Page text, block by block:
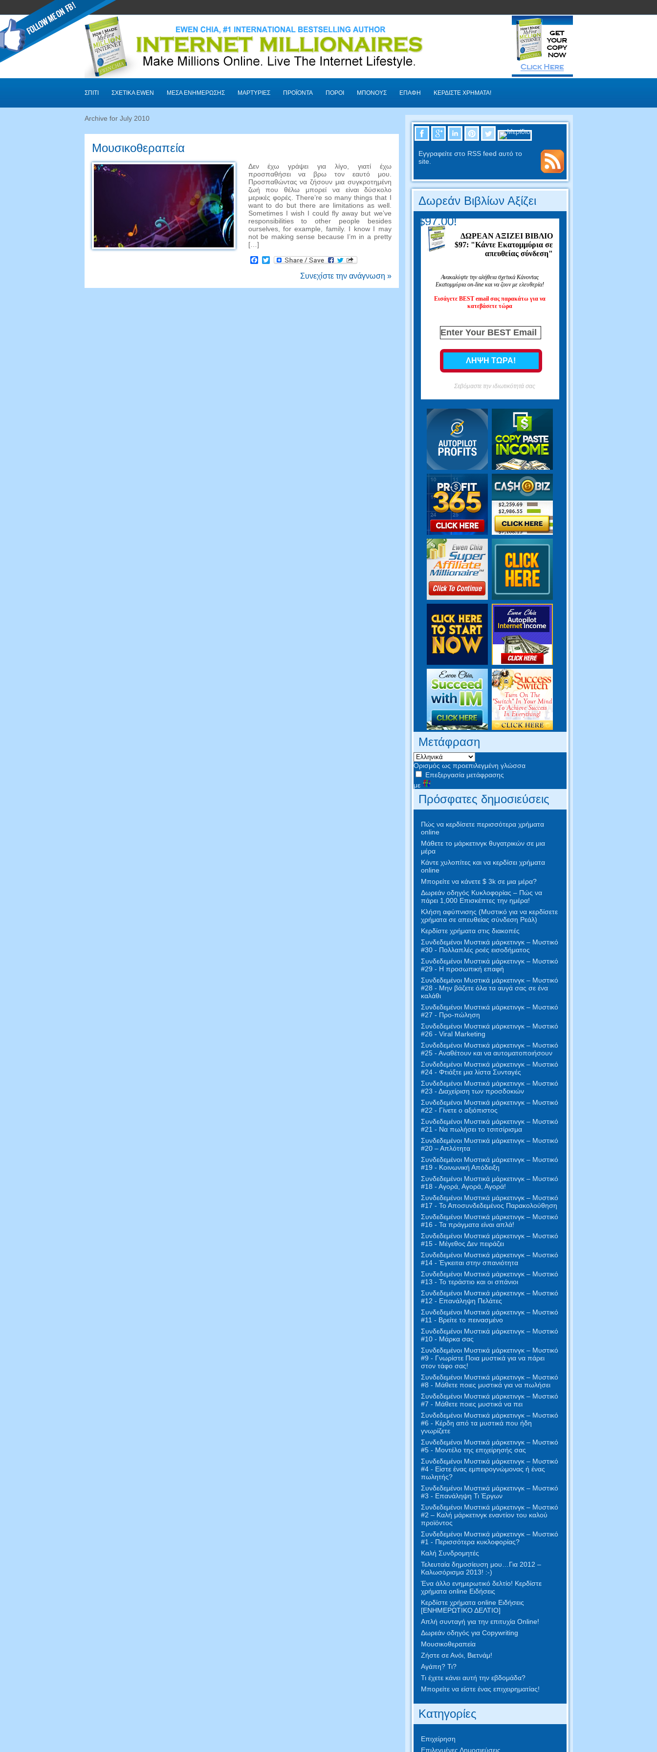
ΣΠΊΤΙ ΣΧΕΤΙΚΆ EWEN ΜΈΣΑ ΕΝΗΜΈΡΩΣΗΣ ΜΑΡΤΥΡΊΕΣ ΠΡΟΪΌΝΤΑ ΠΌΡΟΙ ΜΠΌΝΟΥΣ ΕΠΑΦΉ ΚΕΡΔΊΣΤΕ ΧΡΉΜΑΤΑ!
Archive for July2010
Μουσικοθεραπεία
Δεν έχω γράψει για λίγο, γιατί έχω
προσπαθήσει να βρω τον εαυτό μου.
Προσπαθώντας να ζήσουν μια συγκροτημένη
ζωή που θέλω μπορεί να είναι δύσκολο
μερικές φορές. There’re so many things that I
want to do but there are limitations as well.
Sometimes I wish I could fly away but we’ve
responsibilities to other people besides
ourselves, for example family. I know I may
not be making sense because I’m in a pretty
[…]
Facebook
Twitter
Συνεχίστε την ανάγνωση »
Εγγραφείτε στο RSS feed αυτό το
site.
Δωρεάν Βιβλίων Αξίζει
$97.00!
ΔΩΡΕΑΝ ΑΞΙΖΕΙ ΒΙΒΛΙΟ
$97: "Κάντε Εκατομμύρια σε
απευθείας σύνδεση"
Ανακαλύψτε την αλήθεια σχετικά Κάνοντας
Εκατομμύρια on-line και να ζουν με ελευθερία!
Εισάγετε BEST email σας παρακάτω για να
κατεβάσετε τώρα
Σεβόμαστε την ιδιωτικότητά σας
Μετάφραση
Ορισμός ως προεπιλεγμένη γλώσσα
Επεξεργασία μετάφρασης
με
Πρόσφατες δημοσιεύσεις
Πώς να κερδίσετε περισσότερα χρήματα
online
Μάθετε το μάρκετινγκ θυγατρικών σε μια
μέρα
Κάντε χυλοπίτες και να κερδίσει χρήματα
online
Μπορείτε να κάνετε $ 3k σε μια μέρα?
Δωρεάν οδηγός Κυκλοφορίας – Πώς να
πάρει 1,000 Επισκέπτες την ημέρα!
Κλήση αφύπνισης (Μυστικό για να κερδίσετε
χρήματα σε απευθείας σύνδεση Ρεάλ)
Κερδίστε χρήματα στις διακοπές
Συνδεδεμένοι Μυστικά μάρκετινγκ – Μυστικό
#30 - Πολλαπλές ροές εισοδήματος
Συνδεδεμένοι Μυστικά μάρκετινγκ – Μυστικό
#29 - Η προσωπική επαφή
Συνδεδεμένοι Μυστικά μάρκετινγκ – Μυστικό
#28 - Μην βάζετε όλα τα αυγά σας σε ένα
καλάθι
Συνδεδεμένοι Μυστικά μάρκετινγκ – Μυστικό
#27 - Προ-πώληση
Συνδεδεμένοι Μυστικά μάρκετινγκ – Μυστικό
#26 - Viral Marketing
Συνδεδεμένοι Μυστικά μάρκετινγκ – Μυστικό
#25 - Αναθέτουν και να αυτοματοποιήσουν
Συνδεδεμένοι Μυστικά μάρκετινγκ – Μυστικό
#24 - Φτιάξτε μια λίστα Συνταγές
Συνδεδεμένοι Μυστικά μάρκετινγκ – Μυστικό
#23 - Διαχείριση των προσδοκιών
Συνδεδεμένοι Μυστικά μάρκετινγκ – Μυστικό
#22 - Γίνετε ο αξιόπιστος
Συνδεδεμένοι Μυστικά μάρκετινγκ – Μυστικό
#21 - Να πωλήσει το τσιτσίρισμα
Συνδεδεμένοι Μυστικά μάρκετινγκ – Μυστικό
#20 – Απλότητα
Συνδεδεμένοι Μυστικά μάρκετινγκ – Μυστικό
#19 - Κοινωνική Απόδειξη
Συνδεδεμένοι Μυστικά μάρκετινγκ – Μυστικό
#18 - Αγορά, Αγορά, Αγορά!
Συνδεδεμένοι Μυστικά μάρκετινγκ – Μυστικό
#17 - Το Αποσυνδεδεμένος Παρακολούθηση
Συνδεδεμένοι Μυστικά μάρκετινγκ – Μυστικό
#16 - Τα πράγματα είναι απλά!
Συνδεδεμένοι Μυστικά μάρκετινγκ – Μυστικό
#15 - Μέγεθος Δεν πειράζει
Συνδεδεμένοι Μυστικά μάρκετινγκ – Μυστικό
#14 - Έγκειται στην σπανιότητα
Συνδεδεμένοι Μυστικά μάρκετινγκ – Μυστικό
#13 - Το τεράστιο και οι σπάνιοι
Συνδεδεμένοι Μυστικά μάρκετινγκ – Μυστικό
#12 - Επανάληψη Πελάτες
Συνδεδεμένοι Μυστικά μάρκετινγκ – Μυστικό
#11 - Βρείτε το πεινασμένο
Συνδεδεμένοι Μυστικά μάρκετινγκ – Μυστικό
#10 - Μάρκα σας
Συνδεδεμένοι Μυστικά μάρκετινγκ – Μυστικό
#9 - Γνωρίστε Ποια μυστικά για να πάρει
στον τάφο σας!
Συνδεδεμένοι Μυστικά μάρκετινγκ – Μυστικό
#8 - Μάθετε ποιες μυστικά για να πωλήσει
Συνδεδεμένοι Μυστικά μάρκετινγκ – Μυστικό
#7 - Μάθετε ποιες μυστικά να πει
Συνδεδεμένοι Μυστικά μάρκετινγκ – Μυστικό
#6 - Κέρδη από τα μυστικά που ήδη
γνωρίζετε
Συνδεδεμένοι Μυστικά μάρκετινγκ – Μυστικό
#5 - Μοντέλο της επιχείρησής σας
Συνδεδεμένοι Μυστικά μάρκετινγκ – Μυστικό
#4 - Είστε ένας εμπειρογνώμονας ή ένας
πωλητής?
Συνδεδεμένοι Μυστικά μάρκετινγκ – Μυστικό
#3 - Επανάληψη Τι Έργων
Συνδεδεμένοι Μυστικά μάρκετινγκ – Μυστικό
#2 – Καλή μάρκετινγκ εναντίον του καλού
προϊόντος
Συνδεδεμένοι Μυστικά μάρκετινγκ – Μυστικό
#1 - Περισσότερα κυκλοφορίας?
Καλή Συνδρομητές
Τελευταία δημοσίευση μου…Για 2012 –
Καλωσόρισμα 2013! :-)
Ένα άλλο ενημερωτικό δελτίο! Κερδίστε
χρήματα online Ειδήσεις
Κερδίστε χρήματα online Ειδήσεις
[ΕΝΗΜΕΡΩΤΙΚΟ ΔΕΛΤΙΟ]
Απλή συνταγή για την επιτυχία Online!
Δωρεάν οδηγός για Copywriting
Μουσικοθεραπεία
Ζήστε σε Ανόι, Βιετνάμ!
Αγάπη? Τι?
Τι έχετε κάνει αυτή την εβδομάδα?
Μπορείτε να είστε ένας επιχειρηματίας!
Κατηγορίες
Επιχείρηση
Επιλεγμένες Δημοσιεύσεις